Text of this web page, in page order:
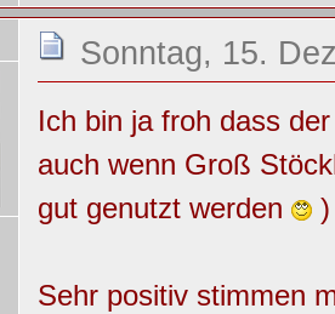
Sonntag, 15.
Ich bin ja froh dass
auch wenn Groß
gut genutzt werden
)
Sehr positiv stimmen